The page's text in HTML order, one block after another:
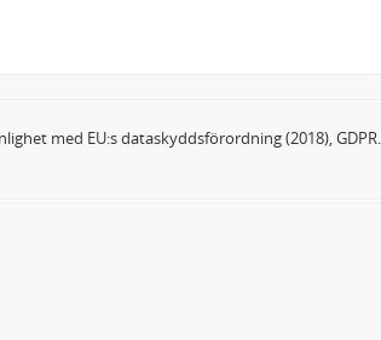
med EU:s dataskyddsförordning (2018), GDPR.